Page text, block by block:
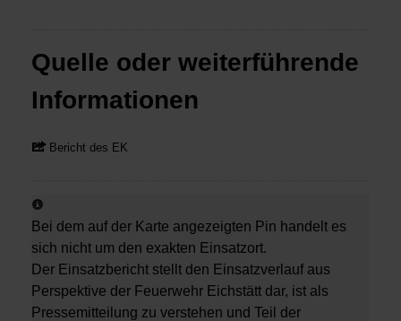
Quelle oder weiterführende
Informationen
Bericht des EK
Bei dem auf der Karte angezeigten Pin handelt es
sich nicht um den exakten Einsatzort.
Der Einsatzbericht stellt den Einsatzverlauf aus
Perspektive der Feuerwehr Eichstätt dar, ist als
Pressemitteilung zu verstehen und Teil der